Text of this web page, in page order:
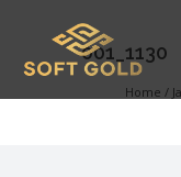
001_1130
Home /